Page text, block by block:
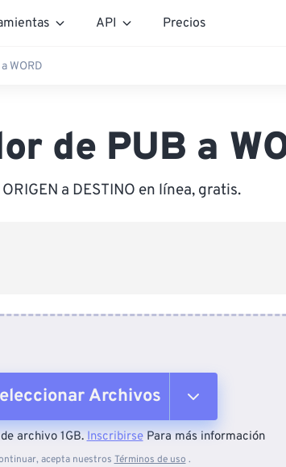
API Precios
WORD
de PUB a
a DESTINO en línea, gratis.
Archivos
Desde el dispositivo
archivo 1GB.InscribirsePara más información
acepta nuestros Términos de uso .